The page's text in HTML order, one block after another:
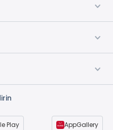
Play AppGallery